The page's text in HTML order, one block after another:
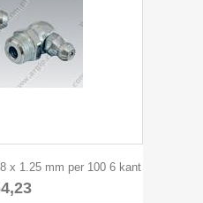
x 1.25 mm per 100 6 kant